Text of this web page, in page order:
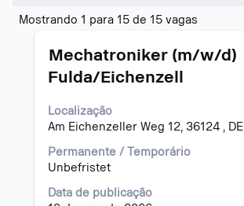
Mostrando 1 para 15 de 15 vagas
para
"Estônia".
15
Título
Mechatroniker (m/w/d)
Fulda/Eichenzell
Localização
Am Eichenzeller Weg 12, 36124 , DE
Permanente / Temporário
Unbefristet
Data de publicação
Selecione
vaga
a
barra
de
espaço
para